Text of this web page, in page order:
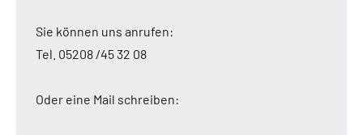
Sie können uns anrufen:
Tel. 05208 /45 32 08
Oder eine Mail schreiben: